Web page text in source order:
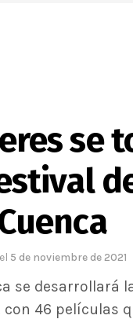
se
el 5 de noviembre de 2021
se desarrollará
con 46